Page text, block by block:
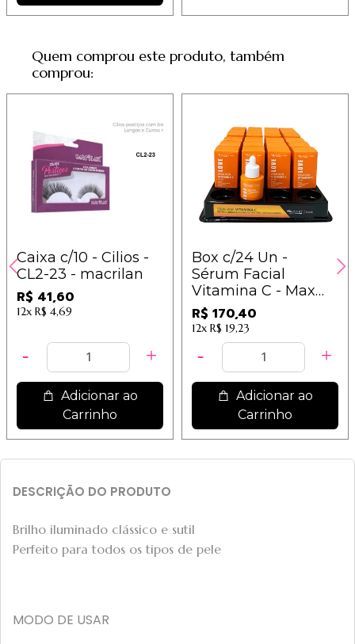
Quem comprou este produto, também
comprou:
Caixa c/10 - Cilios -
CL2-23 - macrilan
R$ 41,60
12x R$ 4,69
Adicionar ao
Carrinho
Box c/24 Un -
Sérum Facial
Vitamina C - Max
Love
R$ 170,40
12x R$ 19,23
Adicionar ao
Carrinho
DESCRIÇÃO DO PRODUTO
Brilho iluminado clássico e sutil
Perfeito para todos os tipos de pele
MODO DE USAR